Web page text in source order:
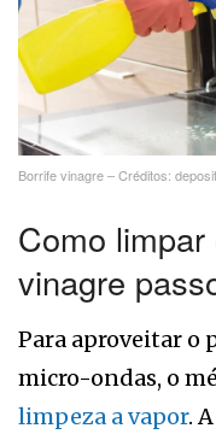
Borrife vinagre – Créditos:
Como
vinagre
Para aproveitar o
micro-ondas, o
limpeza a vapor.